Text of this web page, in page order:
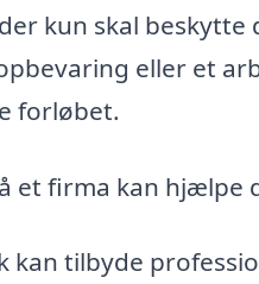
kun skal beskytte
eller et
forløbet.
et firma kan hjælpe
kan tilbyde